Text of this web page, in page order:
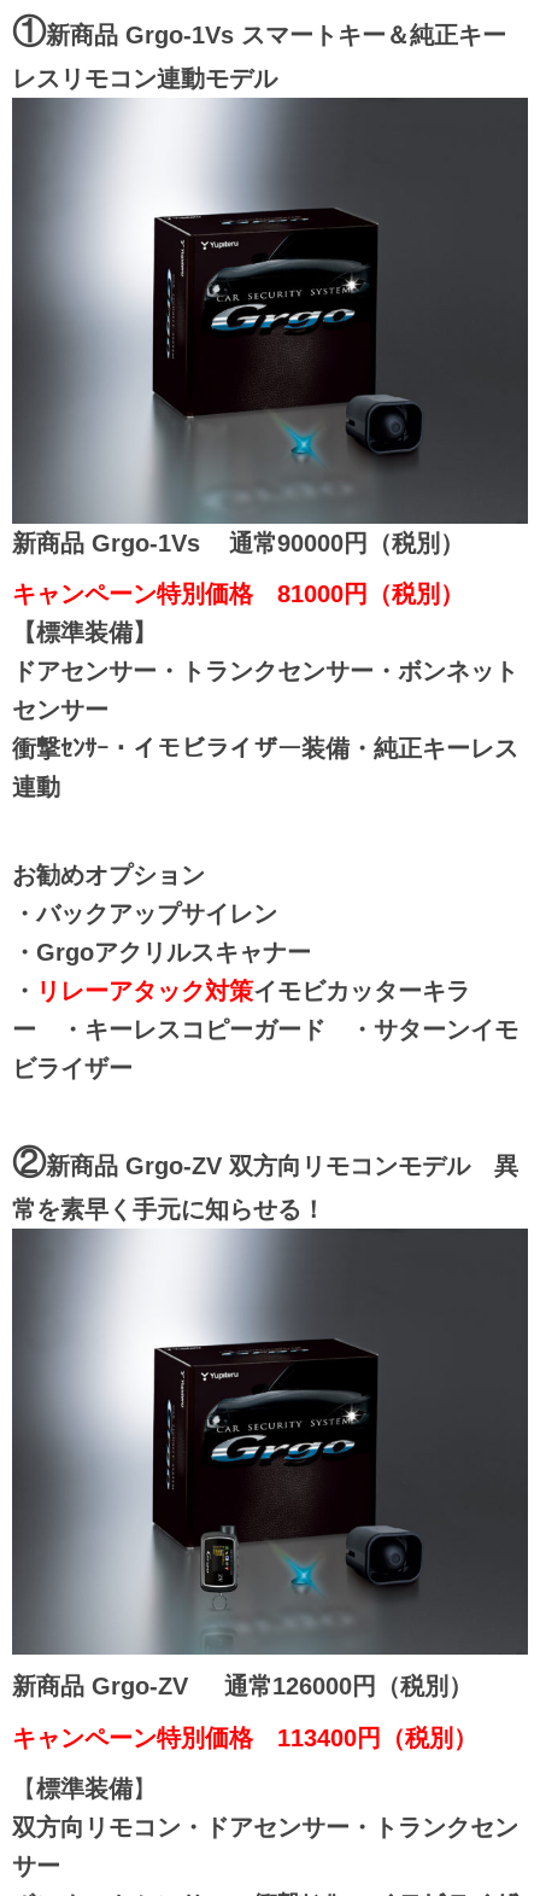
①新商品 Grgo-1Vs スマートキー＆純正キー
レスリモコン連動モデル
新商品 Grgo-1Vs 通常90000円（税別）
キャンペーン特別価格 81000円（税別）
【標準装備】
ドアセンサー・トランクセンサー・ボンネット
センサー
衝撃ｾﾝｻｰ・イモビライザー装備・純正キーレス
連動
お勧めオプション
・バックアップサイレン
・Grgoアクリルスキャナー
・ リレーアタック対策イモビカッターキラ
ー ・キーレスコピーガード ・サターンイモ
ビライザー
②新商品 Grgo-ZV 双方向リモコンモデル 異
常を素早く手元に知らせる！
新商品 Grgo-ZV 通常126000円（税別）
キャンペーン特別価格 113400円（税別）
【標準装備】
双方向リモコン・ドアセンサー・トランクセン
サー